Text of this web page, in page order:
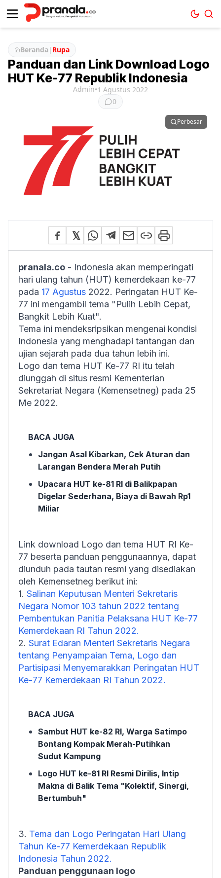
Beranda| Rupa
Panduan dan Link Download Logo
HUT Ke-77 Republik Indonesia
Admin•1 Agustus 2022
0
Perbesar
pranala.co - Indonesia akan memperingati
hari ulang tahun (HUT) kemerdekaan ke-77
pada 17 Agustus 2022. Peringatan HUT Ke-
77 ini mengambil tema "Pulih Lebih Cepat,
Bangkit Lebih Kuat".
Tema ini mendeksripsikan mengenai kondisi
Indonesia yang menghadapi tantangan dan
ujian sejarah pada dua tahun lebih ini.
Logo dan tema HUT Ke-77 RI itu telah
diunggah di situs resmi Kementerian
Sekretariat Negara (Kemensetneg) pada 25
Me 2022.
BACA JUGA
Jangan Asal Kibarkan, Cek Aturan dan
Larangan Bendera Merah Putih
Upacara HUT ke-81 RI di Balikpapan
Digelar Sederhana, Biaya di Bawah Rp1
Miliar
Link download Logo dan tema HUT RI Ke-
77 beserta panduan penggunaannya, dapat
diunduh pada tautan resmi yang disediakan
oleh Kemensetneg berikut ini:
1. Salinan Keputusan Menteri Sekretaris
Negara Nomor 103 tahun 2022 tentang
Pembentukan Panitia Pelaksana HUT Ke-77
Kemerdekaan RI Tahun 2022.
2. Surat Edaran Menteri Sekretaris Negara
tentang Penyampaian Tema, Logo dan
Partisipasi Menyemarakkan Peringatan HUT
Ke-77 Kemerdekaan RI Tahun 2022.
BACA JUGA
Sambut HUT ke-82 RI, Warga Satimpo
Bontang Kompak Merah-Putihkan
Sudut Kampung
Logo HUT ke-81 RI Resmi Dirilis, Intip
Makna di Balik Tema "Kolektif, Sinergi,
Bertumbuh"
3. Tema dan Logo Peringatan Hari Ulang
Tahun Ke-77 Kemerdekaan Republik
Indonesia Tahun 2022.
Panduan penggunaan logo